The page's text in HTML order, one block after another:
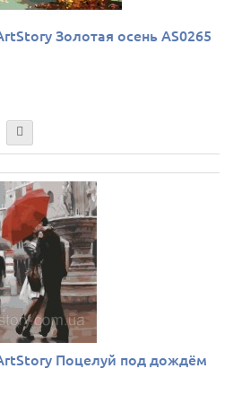
Золотая осень AS0265
Поцелуй под дождём